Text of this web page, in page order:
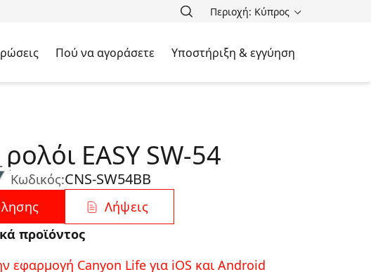
Περιοχή: Κύπρος
Πού να αγοράσετε Υποστήριξη & εγγύηση
EASY SW-54
Κωδικός:CNS-SW54BB
Λήψεις
προϊόντος
εφαρμογή Canyon Life για iOS και Android